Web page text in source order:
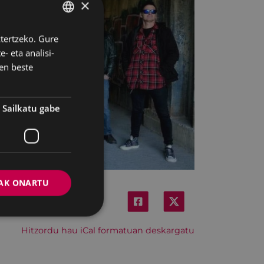
Hitzordu hau iCal formatuan deskargatu
BASQUE
SPANISH
×
Gure
eta analisi-
beste
Sailkatu gabe
ONARTU